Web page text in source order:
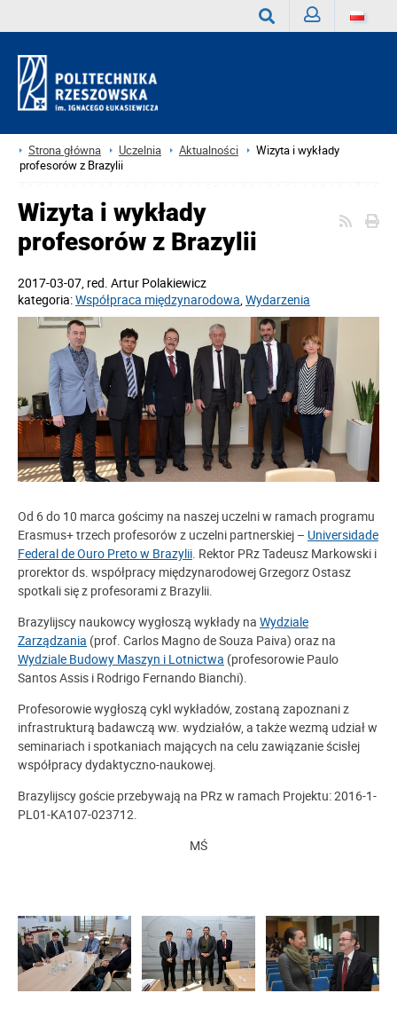
Strona główna Uczelnia Aktualności
Wizyta i wykłady
profesorów z Brazylii
Wizyta i wykłady
profesorów z Brazylii
2017-03-07, red. Artur Polakiewicz
kategoria:Współpraca międzynarodowa,Wydarzenia
Od 6 do 10 marca gościmy na naszej uczelni w ramach programu
Erasmus+ trzech profesorów z uczelni partnerskiej – Universidade
Federal de Ouro Preto w Brazylii. Rektor PRz Tadeusz Markowski i
prorektor ds. współpracy międzynarodowej Grzegorz Ostasz
spotkali się z profesorami z Brazylii.
Brazylijscy naukowcy wygłoszą wykłady na Wydziale
Zarządzania (prof. Carlos Magno de Souza Paiva) oraz na
Wydziale Budowy Maszyn i Lotnictwa (profesorowie Paulo
Santos Assis i Rodrigo Fernando Bianchi).
Profesorowie wygłoszą cykl wykładów, zostaną zapoznani z
infrastrukturą badawczą ww. wydziałów, a także wezmą udział w
seminariach i spotkaniach mających na celu zawiązanie ścisłej
współpracy dydaktyczno-naukowej.
Brazylijscy goście przebywają na PRz w ramach Projektu: 2016-1-
PL01-KA107-023712.
MŚ